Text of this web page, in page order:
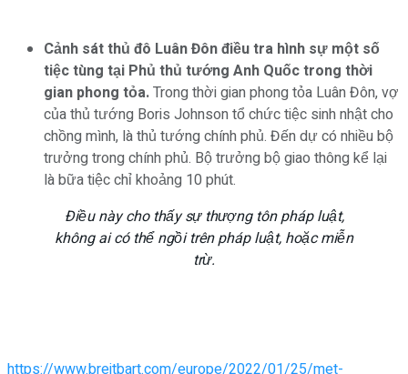
Cảnh sát thủ đô Luân Đôn điều tra hình sự một số
tiệc tùng tại Phủ thủ tướng Anh Quốc trong thời
gian phong tỏa.Trong thời gian phong tỏa Luân Đôn, vợ
của thủ tướng Boris Johnson tổ chức tiệc sinh nhật cho
chồng mình, là thủ tướng chính phủ. Đến dự có nhiều bộ
trưởng trong chính phủ. Bộ trưởng bộ giao thông kể lại
là bữa tiệc chỉ khoảng 10 phút.
Điều này cho thấy sự thượng tôn pháp luật,
không ai có thể ngồi trên pháp luật, hoặc miễn
trừ.